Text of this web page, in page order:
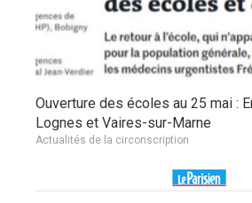
Ouverture des écoles au 25 mai :
Lognes et Vaires-sur-Marne
Actualités de la circonscription